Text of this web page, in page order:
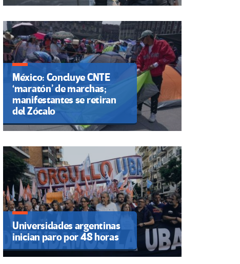
México: Concluye CNTE
‘maratón’ de marchas;
manifestantes se retiran
del Zócalo
Universidades argentinas
inician paro por 48 horas